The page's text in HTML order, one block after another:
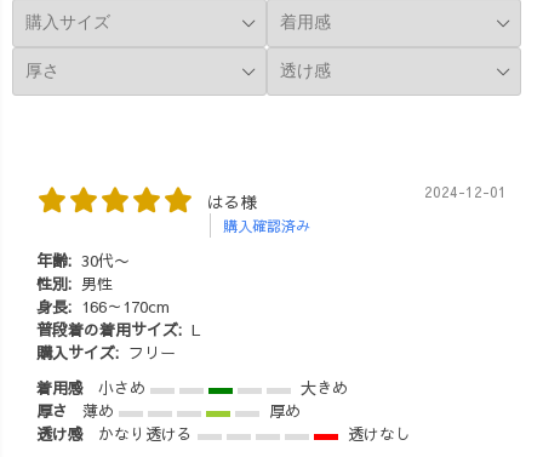
はる様
購入確認済み
2024-12-01
年齢: 30代〜
性別: 男性
身長: 166～170cm
普段着の着用サイズ: L
購入サイズ: フリー
着用感
小さめ
大きめ
厚さ
薄め
厚め
透け感
かなり透ける 透けなし